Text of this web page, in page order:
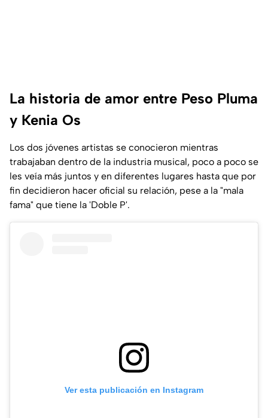
La historia de amor entre Peso Pluma
y Kenia Os
Los dos jóvenes artistas se conocieron mientras
trabajaban dentro de la industria musical, poco a poco se
les veía más juntos y en diferentes lugares hasta que por
fin decidieron hacer oficial su relación, pese a la "mala
fama" que tiene la 'Doble P'.
Ver esta publicación en Instagram